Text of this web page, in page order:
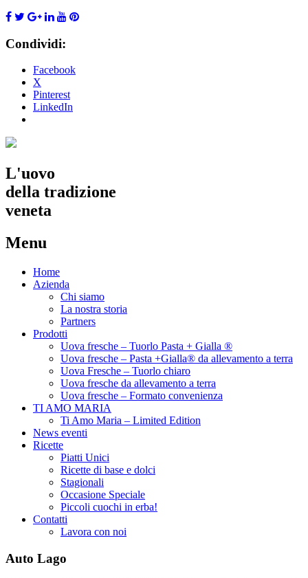
Condividi:
Facebook
X
Pinterest
LinkedIn
L'uovo
della tradizione
veneta
Menu
Skip
Home
Azienda
Chi siamo
La nostra storia
Partners
Prodotti
Uova fresche – Tuorlo Pasta + Gialla ®
Uova fresche – Pasta +Gialla® da allevamento a terra
Uova Fresche – Tuorlo chiaro
Uova fresche da allevamento a terra
Uova fresche – Formato convenienza
TI AMO MARIA
Ti Amo Maria – Limited Edition
News eventi
Ricette
Piatti Unici
Ricette di base e dolci
Stagionali
Occasione Speciale
Piccoli cuochi in erba!
Contatti
Lavora con noi
Auto Lago